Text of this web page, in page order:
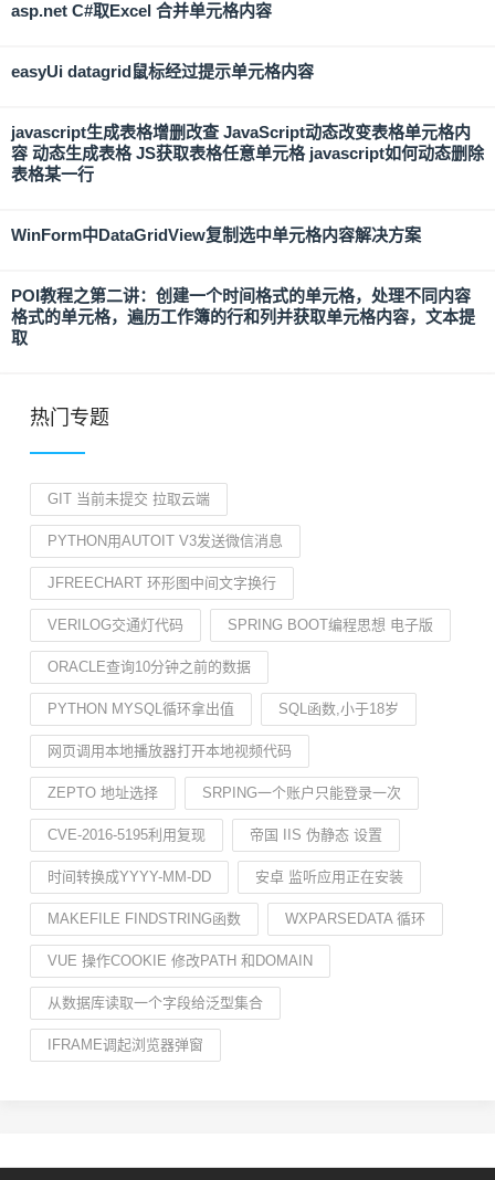
asp.net C#取Excel 合并单元格内容
easyUi datagrid鼠标经过提示单元格内容
javascript生成表格增删改查 JavaScript动态改变表格单元格内
容 动态生成表格 JS获取表格任意单元格 javascript如何动态删除
表格某一行
WinForm中DataGridView复制选中单元格内容解决方案
POI教程之第二讲：创建一个时间格式的单元格，处理不同内容
格式的单元格，遍历工作簿的行和列并获取单元格内容，文本提
取
热门专题
GIT 当前未提交 拉取云端
PYTHON用AUTOIT V3发送微信消息
JFREECHART 环形图中间文字换行
VERILOG交通灯代码 SPRING BOOT编程思想 电子版
ORACLE查询10分钟之前的数据
PYTHON MYSQL循环拿出值 SQL函数,小于18岁
网页调用本地播放器打开本地视频代码
ZEPTO 地址选择 SRPING一个账户只能登录一次
CVE-2016-5195利用复现 帝国 IIS 伪静态 设置
时间转换成YYYY-MM-DD 安卓 监听应用正在安装
MAKEFILE FINDSTRING函数 WXPARSEDATA 循环
VUE 操作COOKIE 修改PATH 和DOMAIN
从数据库读取一个字段给泛型集合
IFRAME调起浏览器弹窗